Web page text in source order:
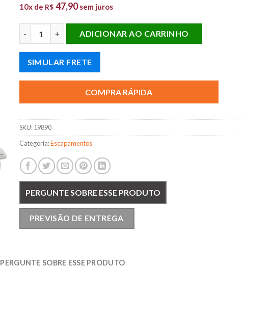
10x de R$ 47,90 sem juros
ADICIONAR AO CARRINHO
SIMULAR FRETE
COMPRA RÁPIDA
SKU:19890
Categoria:Escapamentos
PERGUNTE SOBRE ESSE PRODUTO
PREVISÃO DE ENTREGA
PERGUNTE SOBRE ESSE PRODUTO